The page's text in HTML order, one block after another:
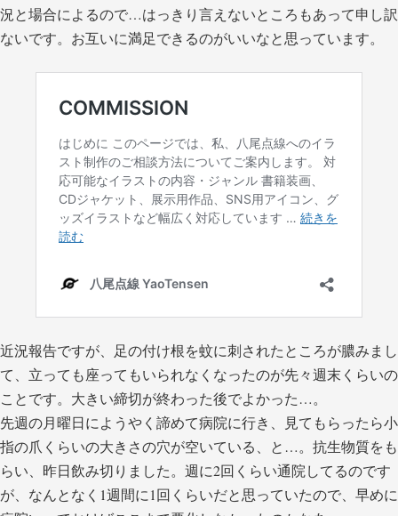
況と場合によるので…はっきり言えないところもあって申し訳
ないです。お互いに満足できるのがいいなと思っています。
近況報告ですが、足の付け根を蚊に刺されたところが膿みまし
て、立っても座ってもいられなくなったのが先々週末くらいの
ことです。大きい締切が終わった後でよかった…。
先週の月曜日にようやく諦めて病院に行き、見てもらったら小
指の爪くらいの大きさの穴が空いている、と…。抗生物質をも
らい、昨日飲み切りました。週に2回くらい通院してるのです
が、なんとなく1週間に1回くらいだと思っていたので、早めに